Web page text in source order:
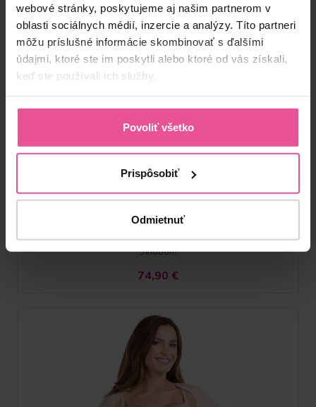
webové stránky, poskytujeme aj našim partnerom v
oblasti sociálnych médií, inzercie a analýzy. Títo partneri
môžu príslušné informácie skombinovať s ďalšími
údajmi, ktoré ste im poskytli alebo ktoré od vás získali,
keď ste používali ich služby.
Povoliť všetko
Prispôsobiť
Odmietnuť
APf Variant
Kompresívny pooperačný ramenný návlek s dlhým rukávom
vhodný po liposukcii paží, podpazušia, predlaktia alebo hornej
Skladom
74,90 €